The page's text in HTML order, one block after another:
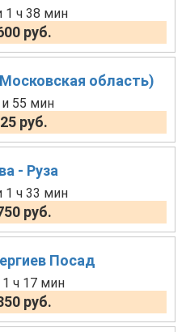
1 ч 38 мин
руб.
область)
55 мин
руб.
- Руза
1 ч 33 мин
руб.
Посад
ч 17 мин
руб.